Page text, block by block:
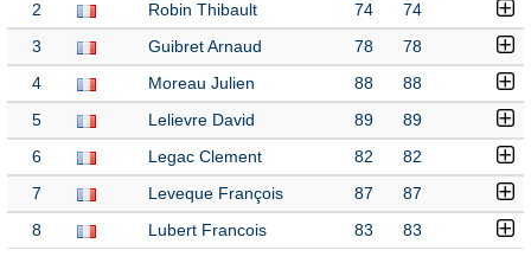
2 Robin Thibault 74 74
3 Guibret Arnaud 78 78
4 Moreau Julien 88 88
5 Lelievre David 89 89
6 Legac Clement 82 82
7 Leveque François 87 87
8 Lubert Francois 83 83